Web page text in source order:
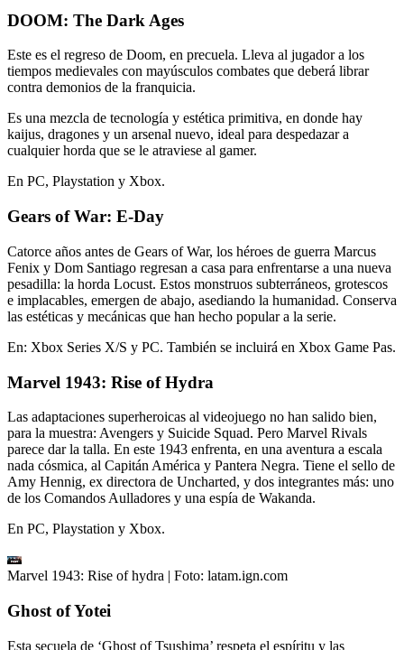
DOOM: The Dark Ages
Este es el regreso de Doom, en precuela. Lleva al jugador a los
tiempos medievales con mayúsculos combates que deberá librar
contra demonios de la franquicia.
Es una mezcla de tecnología y estética primitiva, en donde hay
kaijus, dragones y un arsenal nuevo, ideal para despedazar a
cualquier horda que se le atraviese al gamer.
En PC, Playstation y Xbox.
Gears of War: E-Day
Catorce años antes de Gears of War, los héroes de guerra Marcus
Fenix y Dom Santiago regresan a casa para enfrentarse a una nueva
pesadilla: la horda Locust. Estos monstruos subterráneos, grotescos
e implacables, emergen de abajo, asediando la humanidad. Conserva
las estéticas y mecánicas que han hecho popular a la serie.
En: Xbox Series X/S y PC. También se incluirá en Xbox Game Pas.
Marvel 1943: Rise of Hydra
Las adaptaciones superheroicas al videojuego no han salido bien,
para la muestra: Avengers y Suicide Squad. Pero Marvel Rivals
parece dar la talla. En este 1943 enfrenta, en una aventura a escala
nada cósmica, al Capitán América y Pantera Negra. Tiene el sello de
Amy Hennig, ex directora de Uncharted, y dos integrantes más: uno
de los Comandos Aulladores y una espía de Wakanda.
En PC, Playstation y Xbox.
Marvel 1943: Rise of hydra | Foto: latam.ign.com
Ghost of Yotei
Esta secuela de ‘Ghost of Tsushima’ respeta el espíritu y las